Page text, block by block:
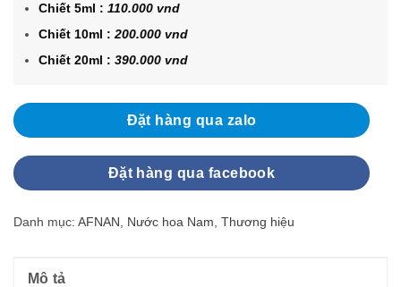
Chiết 5ml :110.000 vnd
Chiết 10ml :200.000 vnd
Chiết 20ml :390.000 vnd
Đặt hàng qua zalo
Đặt hàng qua facebook
Danh mục: AFNAN Nước hoa Nam Thương hiệu
Mô tả